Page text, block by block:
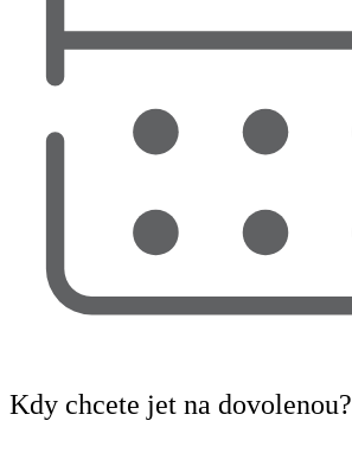
Kdy chcete jet na dovolenou?